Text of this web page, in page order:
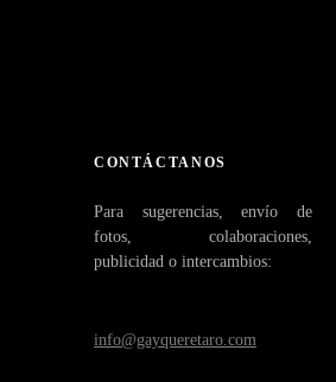
CONTÁCTANOS
Para sugerencias, envío de
fotos, colaboraciones,
publicidad o intercambios:
info@gayqueretaro.com